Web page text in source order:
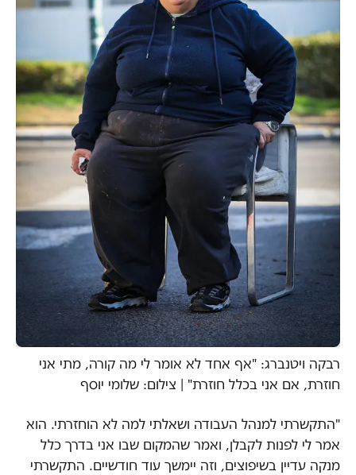
רבקה ויטנברג: "אף אחד לא אומר לי מה קורה, מתי אני
חוזרת, אם אני בכלל חוזרת" | צילום: שלומי יוסף
"התקשרתי למנהל העבודה ושאלתי למה לא הוחזרתי. הוא
אמר לי לפנות לקבלן, ואמר שהמקום שבו אני בדרך כלל
מנקה עדיין בשיפוצים, וזה יימשך עוד חודשיים. התקשרתי